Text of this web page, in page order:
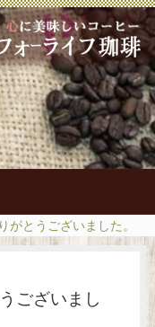
とうございました。
ございまし